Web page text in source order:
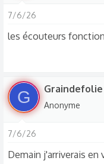
c
t
n
:
7/6/26
les écouteurs
G Graindefolie
Anonyme
7/6/26
Demain j'arriverais en